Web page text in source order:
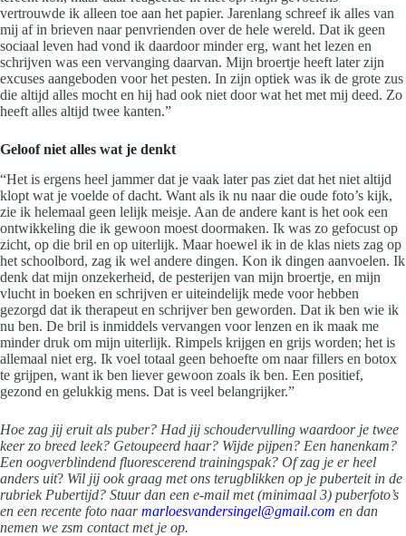
vertrouwde ik alleen toe aan het papier. Jarenlang schreef ik alles van
mij af in brieven naar penvrienden over de hele wereld. Dat ik geen
sociaal leven had vond ik daardoor minder erg, want het lezen en
schrijven was een vervanging daarvan. Mijn broertje heeft later zijn
excuses aangeboden voor het pesten. In zijn optiek was ik de grote zus
die altijd alles mocht en hij had ook niet door wat het met mij deed. Zo
heeft alles altijd twee kanten.”
Geloof niet alles wat je denkt
“Het is ergens heel jammer dat je vaak later pas ziet dat het niet altijd
klopt wat je voelde of dacht. Want als ik nu naar die oude foto’s kijk,
zie ik helemaal geen lelijk meisje. Aan de andere kant is het ook een
ontwikkeling die ik gewoon moest doormaken. Ik was zo gefocust op
zicht, op die bril en op uiterlijk. Maar hoewel ik in de klas niets zag op
het schoolbord, zag ik wel andere dingen. Kon ik dingen aanvoelen. Ik
denk dat mijn onzekerheid, de pesterijen van mijn broertje, en mijn
vlucht in boeken en schrijven er uiteindelijk mede voor hebben
gezorgd dat ik therapeut en schrijver ben geworden. Dat ik ben wie ik
nu ben. De bril is inmiddels vervangen voor lenzen en ik maak me
minder druk om mijn uiterlijk. Rimpels krijgen en grijs worden; het is
allemaal niet erg. Ik voel totaal geen behoefte om naar fillers en botox
te grijpen, want ik ben liever gewoon zoals ik ben. Een positief,
gezond en gelukkig mens. Dat is veel belangrijker.”
Hoe zag jij eruit als puber? Had jij schoudervulling waardoor je twee
keer zo breed leek? Getoupeerd haar? Wijde pijpen? Een hanenkam?
Een oogverblindend fluorescerend trainingspak? Of zag je er heel
anders uit? Wil jij ook graag met ons terugblikken op je puberteit in de
rubriek Pubertijd? Stuur dan een e-mail met (minimaal 3) puberfoto’s
en een recente foto naarmarloesvandersingel@gmail.com en dan
nemen we zsm contact met je op.